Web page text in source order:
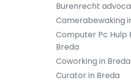
Burenrecht
Camerabewaking
Computer Pc Hulp
Breda
Coworking in Breda
Curator in Breda